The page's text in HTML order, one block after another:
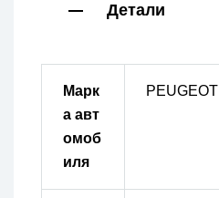
Детали
Марк
а авт
омоб
иля
PEUGEOT